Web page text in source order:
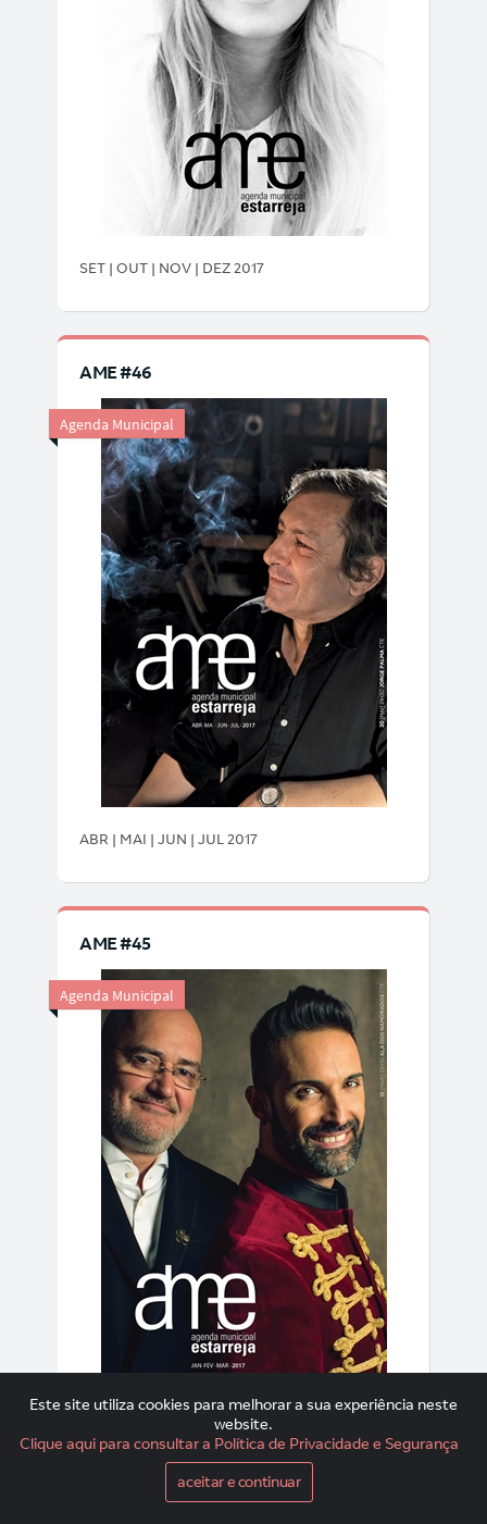
SET | OUT | NOV | DEZ 2017
AME #46
Agenda Municipal
ABR | MAI | JUN | JUL 2017
AME #45
Agenda Municipal
JAN | FEV | MAR 2017
Este site utiliza cookies para melhorar a sua experiência neste
website.
Clique aqui para consultar a Política de Privacidade e Segurança
aceitar e continuar